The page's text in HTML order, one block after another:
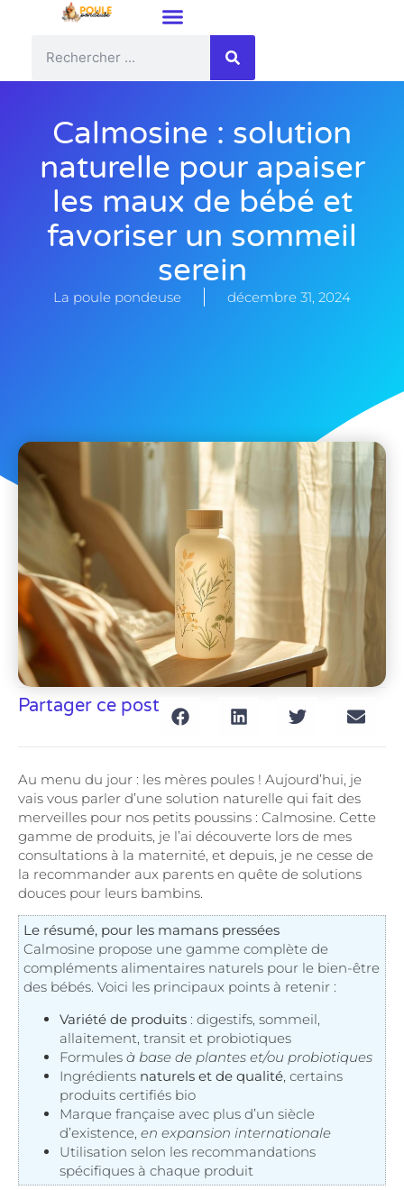
Calmosine : solution
naturelle pour apaiser
les maux de bébé et
favoriser un sommeil
serein
La poule pondeuse décembre 31, 2024
Partager ce post
Au menu du jour : les mères poules ! Aujourd’hui, je
vais vous parler d’une solution naturelle qui fait des
merveilles pour nos petits poussins : Calmosine. Cette
gamme de produits, je l’ai découverte lors de mes
consultations à la maternité, et depuis, je ne cesse de
la recommander aux parents en quête de solutions
douces pour leurs bambins.
Le résumé, pour les mamans pressées
Calmosine propose une gamme complète de
compléments alimentaires naturels pour le bien-être
des bébés. Voici les principaux points à retenir :
Variété de produits : digestifs, sommeil,
allaitement, transit et probiotiques
Formules à base de plantes et/ou probiotiques
Ingrédients naturels et de qualité , certains
produits certifiés bio
Marque française avec plus d’un siècle
d’existence, en expansion internationale
Utilisation selon les recommandations
spécifiques à chaque produit